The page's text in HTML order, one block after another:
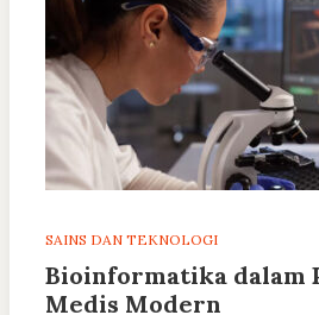
SAINS DAN TEKNOLOGI
Bioinformatika dalam
Medis Modern